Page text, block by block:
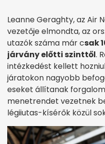
Leanne Geraghty, az Air
vezetője elmondta, az
utazók száma már csak
járvány előtti szinttől.
intézkedést kellett
járatokon nagyobb
eseket állítanak
menetrendet vezetnek
légiiutas-kísérők közül